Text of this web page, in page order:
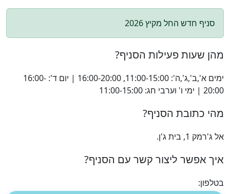
סניף חדש החל מקיץ 2026
מהן שעות פעילות הסניף?
ימים א',ב',ג',ה': 11:00-15:00, 16:00-20:00 | יום ד': 16:00-
20:00 | ימי ו' וערבי חג: 11:00-15:00
מהי כתובת הסניף?
אל ג'רמק 1, בית ג'ן.
איך אפשר ליצור קשר עם הסניף?
בטלפון: